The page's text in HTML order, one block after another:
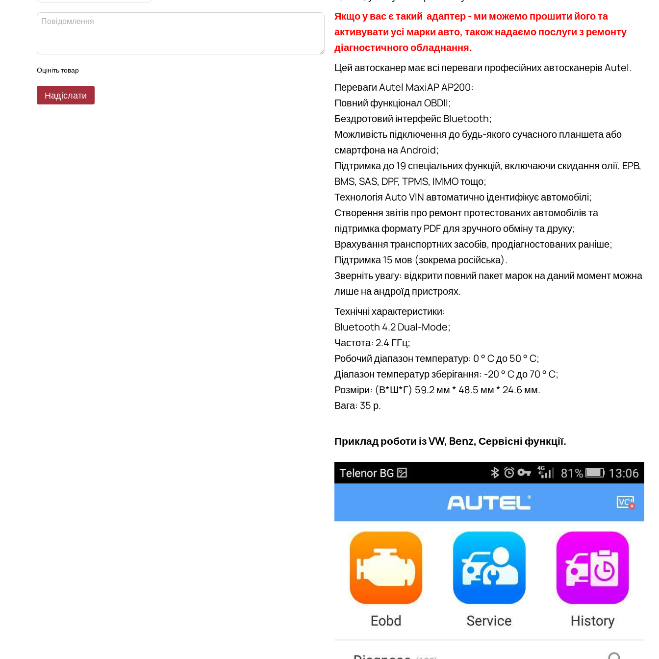
Оцініть товар
Надіслати
Якщо у вас є такий адаптер - ми можемо прошити його та
активувати усі марки авто, також надаємо послуги з ремонту
діагностичного обладнання.
Цей автосканер має всі переваги професійних автосканерів Autel.
Переваги Autel MaxiAP AP200:
Повний функціонал OBDII;
Бездротовий інтерфейс Bluetooth;
Можливість підключення до будь-якого сучасного планшета або
смартфона на Android;
Підтримка до 19 спеціальних функцій, включаючи скидання олії, EPB,
BMS, SAS, DPF, TPMS, IMMO тощо;
Технологія Auto VIN автоматично ідентифікує автомобілі;
Створення звітів про ремонт протестованих автомобілів та
підтримка формату PDF для зручного обміну та друку;
Врахування транспортних засобів, продіагностованих раніше;
Підтримка 15 мов (зокрема російська).
Зверніть увагу: відкрити повний пакет марок на даний момент можна
лише на андроїд пристроях.
Технічні характеристики:
Bluetooth 4.2 Dual-Mode;
Частота: 2.4 ГГц;
Робочий діапазон температур: 0 ° C до 50 ° C;
Діапазон температур зберігання: -20 ° C до 70 ° C;
Розміри: (В*Ш*Г) 59.2 мм * 48.5 мм * 24.6 мм.
Вага: 35 р.
Приклад роботи ізVW, Benz, Сервісні функції.